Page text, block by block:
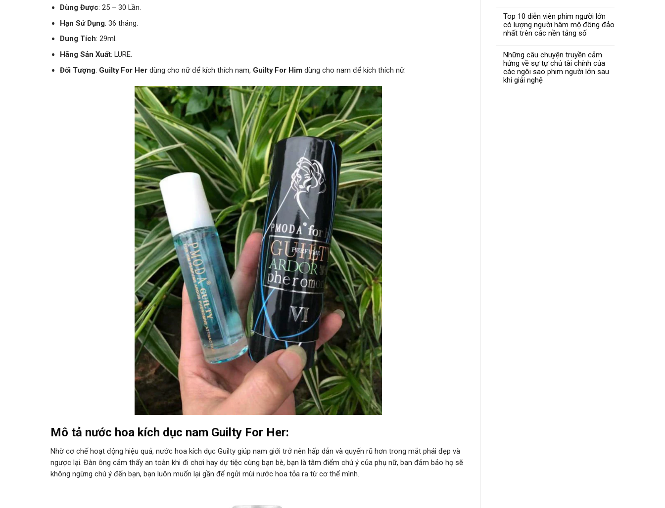
Top 10 diễn viên phim người lớn
có lượng người hâm mộ đông đảo
nhất trên các nền tảng số
Những câu chuyện truyền cảm
hứng về sự tự chủ tài chính của
các ngôi sao phim người lớn sau
khi giải nghệ
Dùng Được: 25 – 30 Lần.
Hạn Sử Dụng: 36 tháng.
Dung Tích: 29ml.
Hãng Sản Xuất: LURE.
Đối Tượng: Guilty For Her dùng cho nữ để kích thích nam, Guilty For Him dùng cho nam để kích thích nữ.
Mô tả nước hoa kích dục nam Guilty For Her:
Nhờ cơ chế hoạt động hiệu quả, nước hoa kích dục Guilty giúp nam giới trở nên hấp dẫn và quyến rũ hơn trong mắt phái đẹp và
ngược lại. Đàn ông cảm thấy an toàn khi đi chơi hay dự tiệc cùng bạn bè, bạn là tâm điểm chú ý của phụ nữ, bạn đảm bảo họ sẽ
không ngừng chú ý đến bạn, bạn luôn muốn lại gần để ngửi mùi nước hoa tỏa ra từ cơ thể mình.